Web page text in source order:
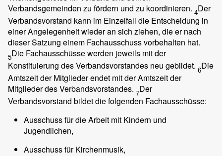
Verbandsgemeinden zu fördern und zu koordinieren. 4Der
Verbandsvorstand kann im Einzelfall die Entscheidung in
einer Angelegenheit wieder an sich ziehen, die er nach
dieser Satzung einem Fachausschuss vorbehalten hat.
5Die Fachausschüsse werden jeweils mit der
Konstituierung des Verbandsvorstandes neu gebildet. 6Die
Amtszeit der Mitglieder endet mit der Amtszeit der
Mitglieder des Verbandsvorstandes. 7Der
Verbandsvorstand bildet die folgenden Fachausschüsse:
Ausschuss für die Arbeit mit Kindern und
Jugendlichen,
Ausschuss für Kirchenmusik,